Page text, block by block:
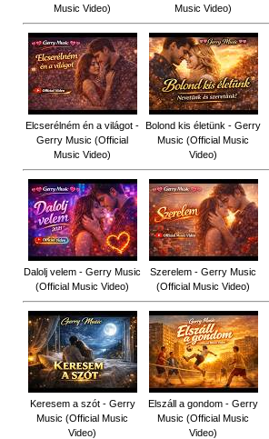
Music Video)
Music Video)
Elcserélném én a világot -
Gerry Music (Official
Music Video)
Bolond kis életünk - Gerry
Music (Official Music
Video)
Dalolj velem - Gerry Music
(Official Music Video)
Szerelem - Gerry Music
(Official Music Video)
Keresem a szót - Gerry
Music (Official Music
Video)
Elszáll a gondom - Gerry
Music (Official Music
Video)